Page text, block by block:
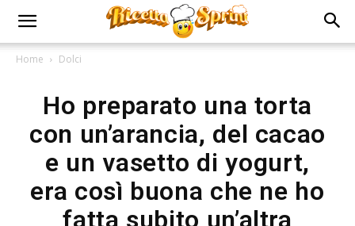
Home Dolci
Ho preparato una torta
con un’arancia, del cacao
e un vasetto di yogurt,
era così buona che ne ho
fatta subito un’altra